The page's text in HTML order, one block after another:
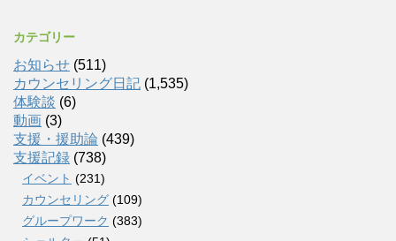
カテゴリー
お知らせ (511)
カウンセリング日記 (1,535)
体験談 (6)
動画 (3)
支援・援助論 (439)
支援記録 (738)
イベント (231)
カウンセリング (109)
グループワーク (383)